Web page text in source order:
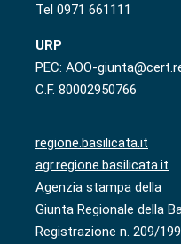
Tel 0971 661111
URP
PEC: AOO-
C.F. 80002950766
regione.basilicata.it
agr.regione.basilicata.it
Agenzia stampa della
Giunta Regionale della
Registrazione n. 209/